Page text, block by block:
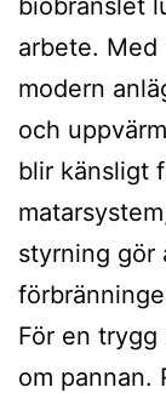
arbete. Med
modern
och
blir känsligt
styrning gör
För en
om pannan.